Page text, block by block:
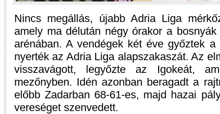
Nincs megállás, újabb Adria Liga
amely ma délután négy órakor a
arénában. A vendégek két éve győztek
nyerték az Adria Liga alapszakaszát. Az
visszavágott, legyőzte az Igokeát,
mezőnyben. Idén azonban beragadt a
előbb Zadarban 68-61-es, majd hazai
vereséget szenvedett.